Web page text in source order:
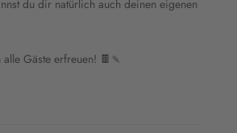
du dir natürlich auch deinen eigenen
Gäste erfreuen! 🍫🍡